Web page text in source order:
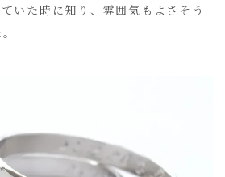
いた時に知り、雰囲気もよさそう